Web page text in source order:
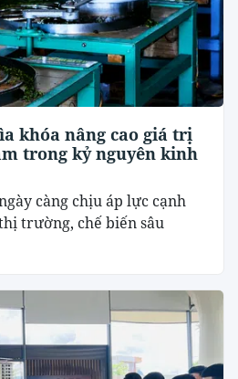
khóa nâng cao giá trị
trong kỷ nguyên kinh
càng chịu áp lực cạnh
trường, chế biến sâu